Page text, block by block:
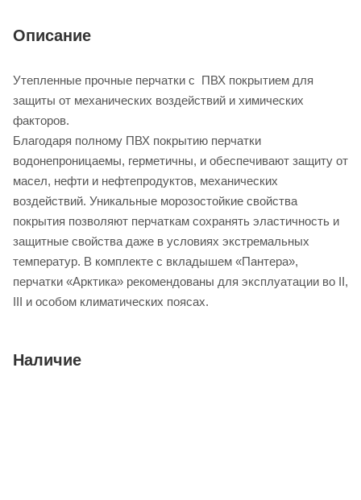
Описание
Утепленные прочные перчатки с ПВХ покрытием для
защиты от механических воздействий и химических
факторов.
Благодаря полному ПВХ покрытию перчатки
водонепроницаемы, герметичны, и обеспечивают защиту от
масел, нефти и нефтепродуктов, механических
воздействий. Уникальные морозостойкие свойства
покрытия позволяют перчаткам сохранять эластичность и
защитные свойства даже в условиях экстремальных
температур. В комплекте с вкладышем «Пантера»,
перчатки «Арктика» рекомендованы для эксплуатации во II,
III и особом климатических поясах.
Наличие